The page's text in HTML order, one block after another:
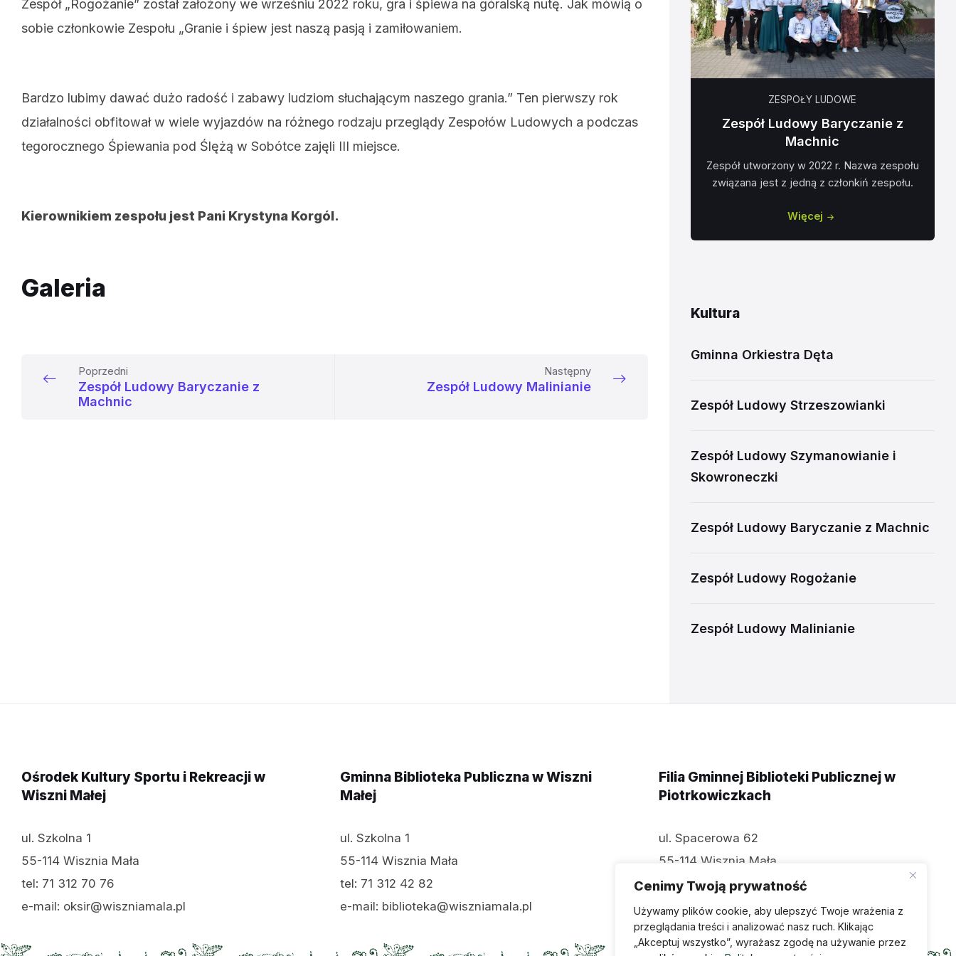
Cenimy Twoją prywatność
Używamy plików cookie, aby ulepszyć Twoje wrażenia z
przeglądania treści i analizować nasz ruch. Klikając
„Akceptuj wszystko”, wyrażasz zgodę na używanie przez
Zespół „Rogożanie” został założony we wrześniu 2022 roku, gra i śpiewa na góralską nutę. Jak mówią o
sobie członkowie Zespołu „Granie i śpiew jest naszą pasją i zamiłowaniem.
Bardzo lubimy dawać dużo radość i zabawy ludziom słuchającym naszego grania.” Ten pierwszy rok
działalności obfitował w wiele wyjazdów na różnego rodzaju przeglądy Zespołów Ludowych a podczas
tegorocznego Śpiewania pod Ślężą w Sobótce zajęli III miejsce.
Kierownikiem zespołu jest Pani Krystyna Korgól.
Galeria
Poprzedni
Zespół Ludowy Baryczanie z
Machnic
Następny
Zespół Ludowy Malinianie
ZESPOŁY LUDOWE
Zespół Ludowy Baryczanie z
Machnic
Zespół utworzony w 2022 r. Nazwa zespołu
związana jest z jedną z członkiń zespołu.
Więcej
Kultura
Gminna Orkiestra Dęta
Zespół Ludowy Strzeszowianki
Zespół Ludowy Szymanowianie i
Skowroneczki
Zespół Ludowy Baryczanie z Machnic
Zespół Ludowy Rogożanie
Zespół Ludowy Malinianie
Ośrodek Kultury Sportu i Rekreacji w
Wiszni Małej
ul. Szkolna 1
55-114 Wisznia Mała
tel: 71 312 70 76
e-mail: oksir@wiszniamala.pl
Gminna Biblioteka Publiczna w Wiszni
Małej
ul. Szkolna 1
55-114 Wisznia Mała
tel: 71 312 42 82
e-mail: biblioteka@wiszniamala.pl
Filia Gminnej Biblioteki Publicznej w
Piotrkowiczkach
ul. Spacerowa 62
55-114 Wisznia Mała
tel: 071 312 70 74